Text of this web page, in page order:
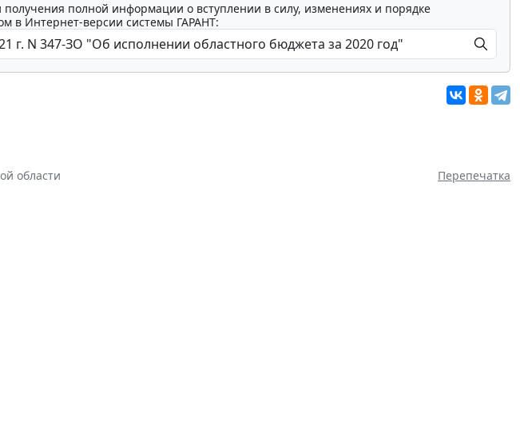
получения полной информации о вступлении в силу, изменениях и порядке
в Интернет-версии системы ГАРАНТ:
области Перепечатка